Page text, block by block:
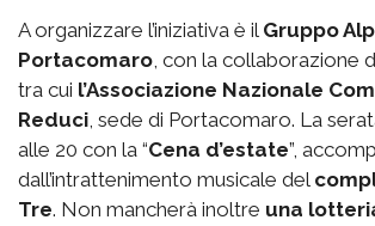
A organizzare l’iniziativa è il Gruppo
Portacomaro, con la collaborazione
tra cui l’Associazione Nazionale
Reduci, sede di Portacomaro. La
alle 20 con la “Cena d’estate”,
dall’intrattenimento musicale del
Tre. Non mancherà inoltre una